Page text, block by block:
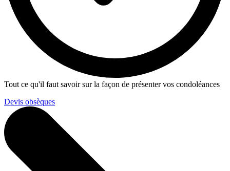
Tout ce qu'il faut savoir sur la façon de présenter vos condoléances
Devis obsèques